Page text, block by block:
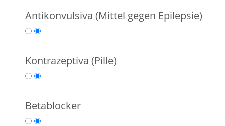
Antikonvulsiva (Mittel gegen Epilepsie)
Kontrazeptiva (Pille)
Betablocker